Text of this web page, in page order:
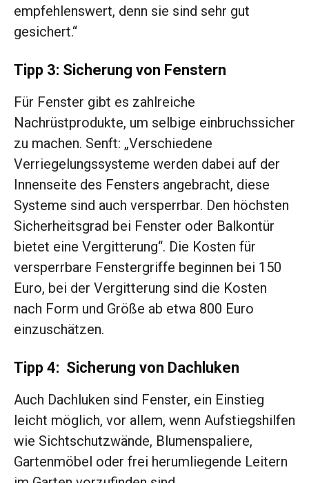
empfehlenswert, denn sie sind sehr gut
gesichert.“
Tipp 3: Sicherung von Fenstern
Für Fenster gibt es zahlreiche
Nachrüstprodukte, um selbige einbruchssicher
zu machen. Senft: „Verschiedene
Verriegelungssysteme werden dabei auf der
Innenseite des Fensters angebracht, diese
Systeme sind auch versperrbar. Den höchsten
Sicherheitsgrad bei Fenster oder Balkontür
bietet eine Vergitterung“. Die Kosten für
versperrbare Fenstergriffe beginnen bei 150
Euro, bei der Vergitterung sind die Kosten
nach Form und Größe ab etwa 800 Euro
einzuschätzen.
Tipp 4: Sicherung von Dachluken
Auch Dachluken sind Fenster, ein Einstieg
leicht möglich, vor allem, wenn Aufstiegshilfen
wie Sichtschutzwände, Blumenspaliere,
Gartenmöbel oder frei herumliegende Leitern